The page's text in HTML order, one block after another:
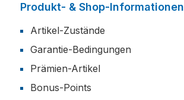
Produkt- & Shop-Informationen
Artikel-Zustände
Garantie-Bedingungen
Prämien-Artikel
Bonus-Points